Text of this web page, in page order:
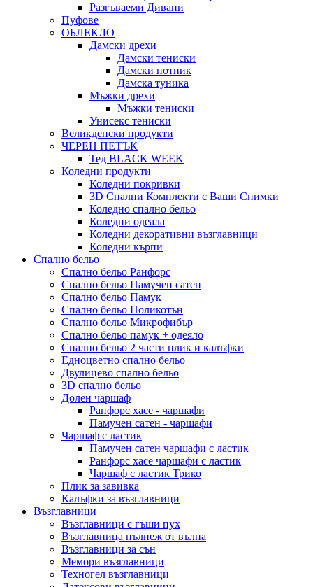
Разгъваеми Дивани
Пуфове
ОБЛЕКЛО
Дамски дрехи
Дамски тениски
Дамски потник
Дамска туника
Мъжки дрехи
Мъжки тениски
Унисекс тениски
Великденски продукти
ЧЕРЕН ПЕТЪК
Тед BLACK WEEK
Коледни продукти
Коледни покривки
3D Спални Комплекти с Ваши Снимки
Коледно спално бельо
Коледни одеала
Коледни декоративни възглавници
Коледни кърпи
Спално бельо
Спално бельо Ранфорс
Спално бельо Памучен сатен
Спално бельо Памук
Спално бельо Поликотън
Спално бельо Микрофибър
Спално бельо памук + одеяло
Спално бельо 2 части плик и калъфки
Eдноцветно спално бельо
Двулицево спално бельо
3D спално бельо
Долен чаршаф
Ранфорс хасе - чаршафи
Памучен сатен - чаршафи
Чаршаф с ластик
Памучен сатен чаршафи с ластик
Ранфорс хасе чаршафи с ластик
Чаршаф с ластик Трико
Плик за завивкa
Калъфки за възглавници
Възглавници
Възглавници с гъши пух
Възглавница пълнеж от вълна
Възглавници за сън
Мемори възглавници
Техногел възглавници